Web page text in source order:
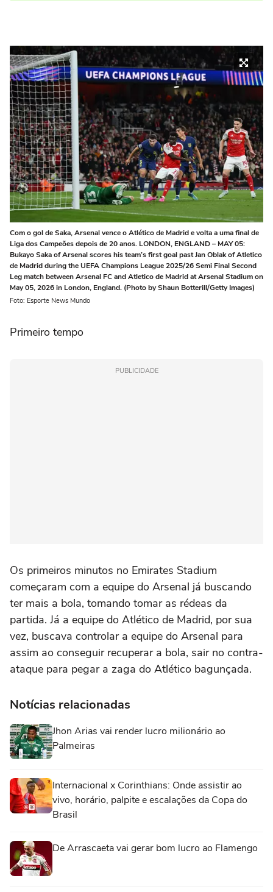
Com o gol de Saka, Arsenal vence o Atlético de Madrid e volta a uma final de
Liga dos Campeões depois de 20 anos. LONDON, ENGLAND – MAY 05:
Bukayo Saka of Arsenal scores his team’s first goal past Jan Oblak of Atletico
de Madrid during the UEFA Champions League 2025/26 Semi Final Second
Leg match between Arsenal FC and Atletico de Madrid at Arsenal Stadium on
May 05, 2026 in London, England. (Photo by Shaun Botterill/Getty Images)
Foto: Esporte News Mundo
Primeiro tempo
PUBLICIDADE
Os primeiros minutos no Emirates Stadium
começaram com a equipe do Arsenal já buscando
ter mais a bola, tomando tomar as rédeas da
partida. Já a equipe do Atlético de Madrid, por sua
vez, buscava controlar a equipe do Arsenal para
assim ao conseguir recuperar a bola, sair no contra-
ataque para pegar a zaga do Atlético bagunçada.
Notícias relacionadas
Jhon Arias vai render lucro milionário ao
Palmeiras
Internacional x Corinthians: Onde assistir ao
vivo, horário, palpite e escalações da Copa do
Brasil
De Arrascaeta vai gerar bom lucro ao Flamengo